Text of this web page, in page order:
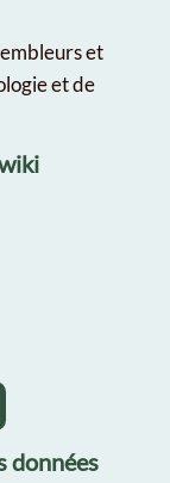
et
et de
données